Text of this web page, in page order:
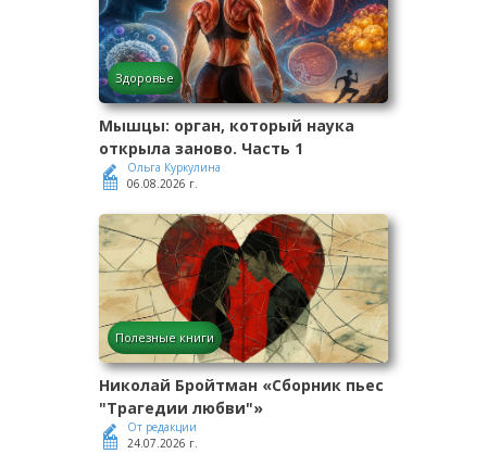
Здоровье
Мышцы: орган, который наука
открыла заново. Часть 1
Ольга Куркулина
06.08.2026 г.
Полезные книги
Николай Бройтман «Сборник пьес
"Трагедии любви"»
От редакции
24.07.2026 г.